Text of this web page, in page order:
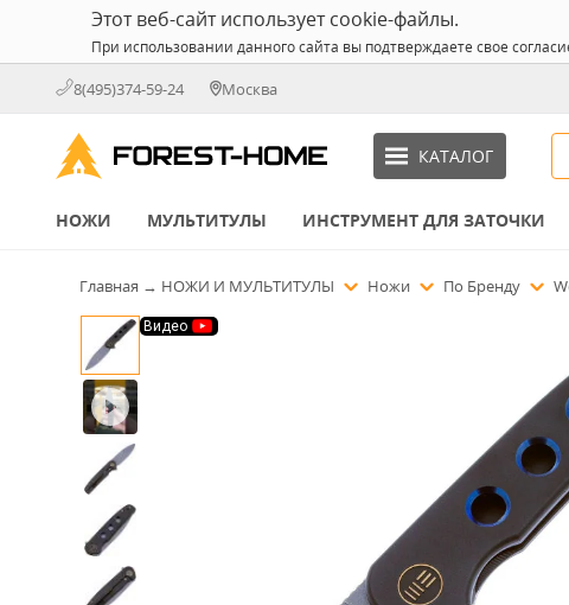
Этот веб-сайт использует cookie-файлы.
При использовании данного сайта вы подтверждаете свое
8(495)374-59-24 Москва
КАТАЛОГ
НОЖИ МУЛЬТИТУЛЫ ИНСТРУМЕНТ ДЛЯ ЗАТОЧКИ
Главная → НОЖИ И МУЛЬТИТУЛЫ Ножи По Бренду
Видео